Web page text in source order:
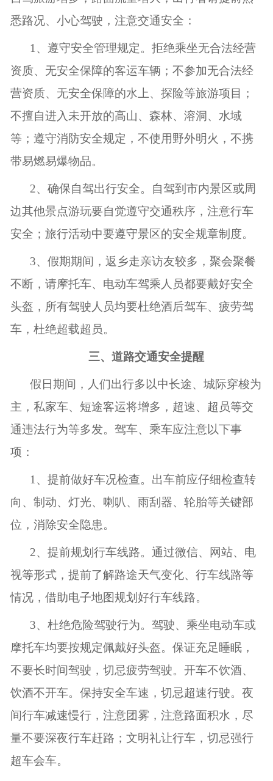
悉路况、小心驾驶，注意交通安全：
1、遵守安全管理规定。拒绝乘坐无合法经营
资质、无安全保障的客运车辆；不参加无合法经
营资质、无安全保障的水上、探险等旅游项目；
不擅自进入未开放的高山、森林、溶洞、水域
等；遵守消防安全规定，不使用野外明火，不携
带易燃易爆物品。
2、确保自驾出行安全。自驾到市内景区或周
边其他景点游玩要自觉遵守交通秩序，注意行车
安全；旅行活动中要遵守景区的安全规章制度。
3、假期期间，返乡走亲访友较多，聚会聚餐
不断，请摩托车、电动车驾乘人员都要戴好安全
头盔，所有驾驶人员均要杜绝酒后驾车、疲劳驾
车，杜绝超载超员。
三、道路交通安全提醒
假日期间，人们出行多以中长途、城际穿梭为
主，私家车、短途客运将增多，超速、超员等交
通违法行为等多发。驾车、乘车应注意以下事
项：
1、提前做好车况检查。出车前应仔细检查转
向、制动、灯光、喇叭、雨刮器、轮胎等关键部
位，消除安全隐患。
2、提前规划行车线路。通过微信、网站、电
视等形式，提前了解路途天气变化、行车线路等
情况，借助电子地图规划好行车线路。
3、杜绝危险驾驶行为。驾驶、乘坐电动车或
摩托车均要按规定佩戴好头盔。保证充足睡眠，
不要长时间驾驶，切忌疲劳驾驶。开车不饮酒、
饮酒不开车。保持安全车速，切忌超速行驶。夜
间行车减速慢行，注意团雾，注意路面积水，尽
量不要深夜行车赶路；文明礼让行车，切忌强行
超车会车。